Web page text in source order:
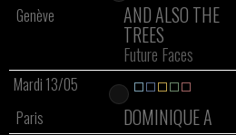
Genève
AND ALSO THE
TREES
Future Faces
Mardi 13/05
Paris
DOMINIQUE A